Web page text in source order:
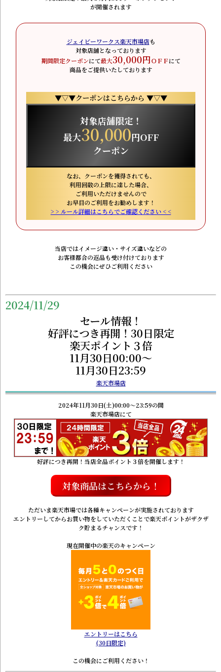
が開催されます
ジェイビーワークス楽天市場店も
対象店舗となっております
期間限定クーポンにて最大30,000円ＯＦＦにて
商品をご提供いたしております
▼▽▼クーポンはこちらから ▼▽▼
対象店舗限定！
最大30,000円OFF
クーポン
なお、クーポンを獲得されても、
利用回数の上限に達した場合、
ご利用いただけませんので
お早目のご利用をお勧めします！
> > ルール詳細はこちらでご確認ください < <
当店ではイメージ違い・サイズ違いなどの
お客様都合の返品も受け付けております
この機会にぜひご利用ください
2024/11/29
セール情報！
好評につき再開！30日限定
楽天ポイント３倍
11月30日00:00～
11月30日23:59
楽天市場店
2024年11月30日(土)00:00～23:59の間
楽天市場店にて
好評につき再開！当店全品ポイント３倍を開催します！
対象商品はこちらから！
ただいま楽天市場では各種キャンペーンが実施されております
エントリーしてからお買い物をしていただくことで楽天ポイントがザクザ
ク貯まるチャンスです！
現在開催中の楽天のキャンペーン
エントリーはこちら
(30日限定)
この機会にご利用ください！